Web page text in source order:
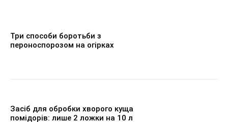
Три способи боротьби з
пероноспорозом на огірках
Засіб для обробки хворого куща
помідорів: лише 2 ложки на 10 л